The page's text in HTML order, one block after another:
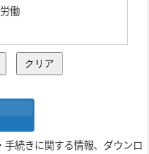
働
続きに関する情報、ダウンロ